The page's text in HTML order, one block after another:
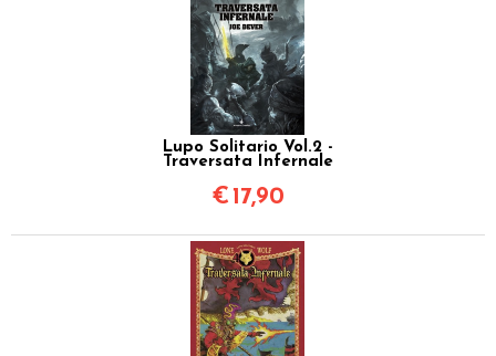
Lupo Solitario Vol.2 -
Traversata Infernale
€ 17,90